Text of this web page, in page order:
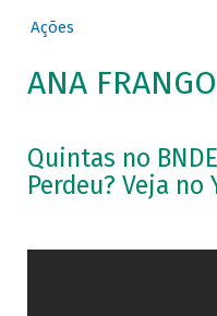
Ações
ANA
Quintas no
Perdeu? Veja no